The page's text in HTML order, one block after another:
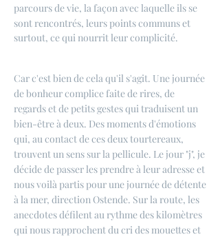
parcours de vie, la façon avec laquelle ils se
sont rencontrés, leurs points communs et
surtout, ce qui nourrit leur complicité.
Car c'est bien de cela qu'il s'agit. Une journée
de bonheur complice faite de rires, de
regards et de petits gestes qui traduisent un
bien-être à deux. Des moments d'émotions
qui, au contact de ces deux tourtereaux,
trouvent un sens sur la pellicule. Le jour "j", je
décide de passer les prendre à leur adresse et
nous voilà partis pour une journée de détente
à la mer, direction Ostende. Sur la route, les
anecdotes défilent au rythme des kilomètres
qui nous rapprochent du cri des mouettes et